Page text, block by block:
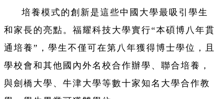
培養模式的創新是這些中國大學最吸引學生
和家長的亮點。福耀科技大學實行“本碩博八年貫
通培養”，學生不僅可在第八年獲得博士學位，且
學校會和其他國內外名校合作辦學、聯合培養，
與劍橋大學、牛津大學等數十家知名大學合作教